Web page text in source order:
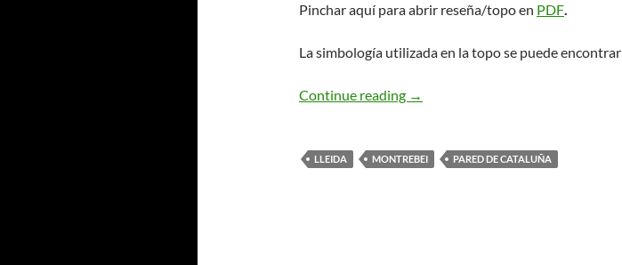
Pinchar aquí para abrir reseña/topo en PDF.
La simbología utilizada en la topo se puede encontrar
Continue reading Diedro Gris – Gritos y Susurros
→
LLEIDA MONTREBEI PARED DE CATALUÑA